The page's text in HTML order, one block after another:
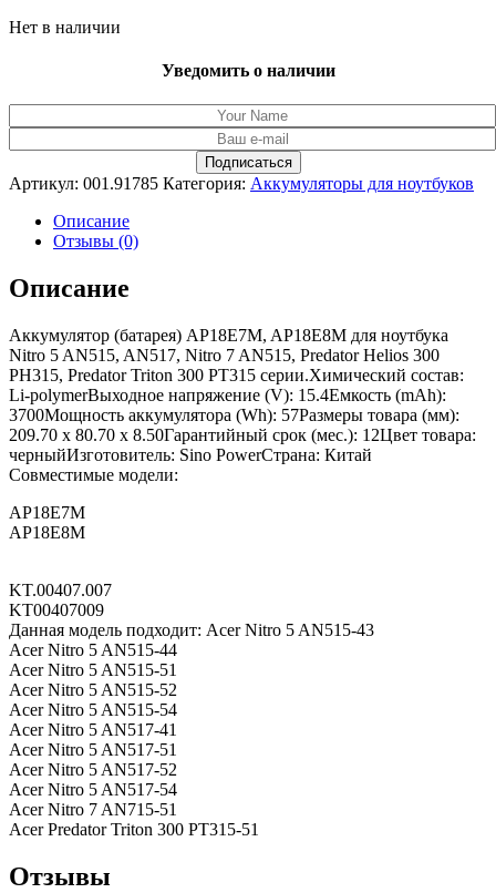
Нет в наличии
Уведомить о наличии
Артикул: 001.91785 Категория: Аккумуляторы для ноутбуков
Описание
Отзывы (0)
Описание
Аккумулятор (батарея) AP18E7M, AP18E8M для ноутбука
Nitro 5 AN515, AN517, Nitro 7 AN515, Predator Helios 300
PH315, Predator Triton 300 PT315 серии.Химический состав:
Li-polymerВыходное напряжение (V): 15.4Емкость (mAh):
3700Мощность аккумулятора (Wh): 57Размеры товара (мм):
209.70 x 80.70 x 8.50Гарантийный срок (мес.): 12Цвет товара:
черныйИзготовитель: Sino PowerСтрана: Китай
Совместимые модели:
AP18E7M
AP18E8M
KT.00407.007
KT00407009
Данная модель подходит: Acer Nitro 5 AN515-43
Acer Nitro 5 AN515-44
Acer Nitro 5 AN515-51
Acer Nitro 5 AN515-52
Acer Nitro 5 AN515-54
Acer Nitro 5 AN517-41
Acer Nitro 5 AN517-51
Acer Nitro 5 AN517-52
Acer Nitro 5 AN517-54
Acer Nitro 7 AN715-51
Acer Predator Triton 300 PT315-51
Отзывы